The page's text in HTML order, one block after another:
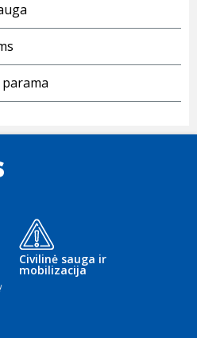
Civilinė sauga ir
mobilizacija